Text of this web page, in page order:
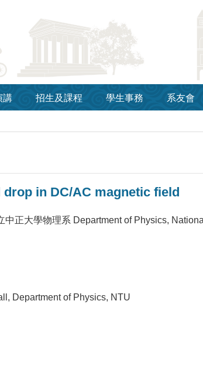
講 招生及課程 學生事務 系友會
drop in DC/AC magnetic field
中正大學物理系 Department of Physics,
Department of Physics, NTU